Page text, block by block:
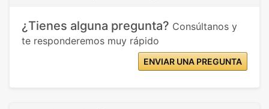
¿Tienes alguna pregunta? Consúltanos y
te responderemos muy rápido
ENVIAR UNA PREGUNTA